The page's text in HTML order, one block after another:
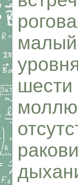
малый